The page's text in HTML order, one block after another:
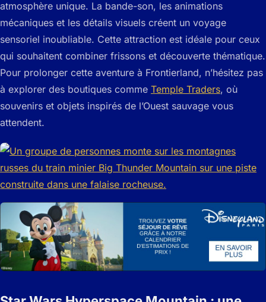
atmosphère unique. La bande-son, les animations
mécaniques et les détails visuels créent un voyage
sensoriel inoubliable. Cette attraction est idéale pour ceux
qui souhaitent combiner frissons et découverte thématique.
Pour prolonger cette aventure à Frontierland, n’hésitez pas
à explorer des boutiques comme Temple Traders, où
souvenirs et objets inspirés de l’Ouest sauvage vous
attendent.